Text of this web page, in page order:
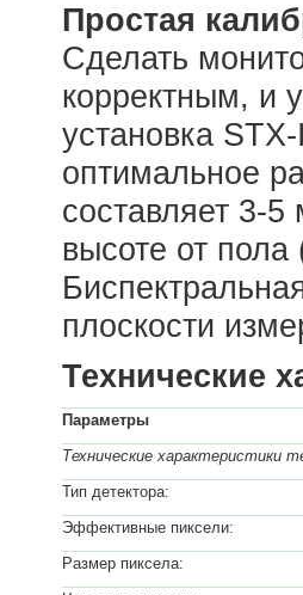
Простая
Сделать
корректным, и
установка
оптимальное
составляет 3-
высоте от
плоскости
Технические
Параметры
Технические характеристики
Тип детектора:
Эффективные пиксели:
Размер пиксела: